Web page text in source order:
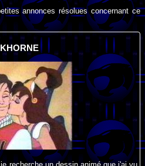
annonces résolues concernant ce